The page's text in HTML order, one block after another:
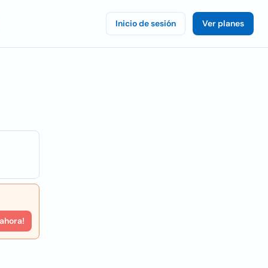
Inicio de sesión Ver planes